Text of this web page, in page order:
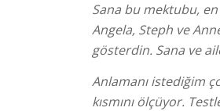
Sana bu mektubu, en
Angela, Steph ve
gösterdin. Sana ve
Anlamanı istediğim
kısmını ölçüyor.